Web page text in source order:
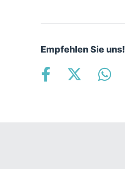
Empfehlen Sie uns!